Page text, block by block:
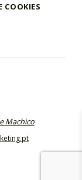
COOKIES